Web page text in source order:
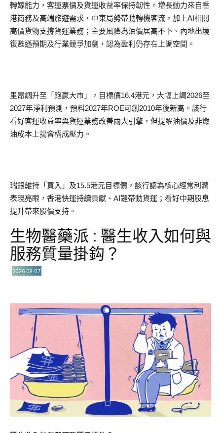
轉嫁能力，客運票價及貨運收益率保持韌性。增長動力來自香
港商務及高端旅遊需求，中東局勢帶動轉機客流，加上AI相關
高價貨物支撐貨運業務；主要風險為油價居高不下、內地出境
復甦遜預期及行業競爭加劇，認為盈利仍存在上調空間。
里昂調升至「跑贏大市」，目標價16.4港元，大幅上調2026至
2027年淨利預測，預料2027年ROE可創2010年後新高。該行
看好客運收益率與貨運業務改善兩大引擎，但提醒油價及非燃
油成本上揚會構成壓力。
瑞銀維持「買入」及15.5港元目標價，該行認為核心經常利潤
表現亮眼，香港快運持續貢獻、AI鏈帶動貨運；看好中期股息
提升帶來股價支持。
生物醫藥派 : 醫生收入如何與
服務質量掛鈎？
2026-08-07